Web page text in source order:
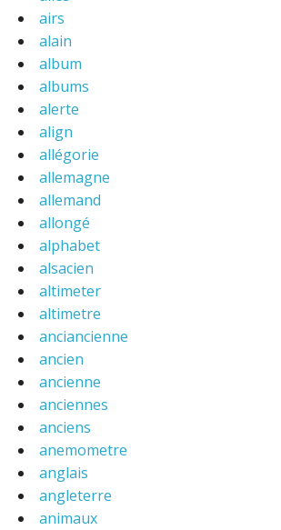
airs
alain
album
albums
alerte
align
allégorie
allemagne
allemand
allongé
alphabet
alsacien
altimeter
altimetre
anciancienne
ancien
ancienne
anciennes
anciens
anemometre
anglais
angleterre
animaux